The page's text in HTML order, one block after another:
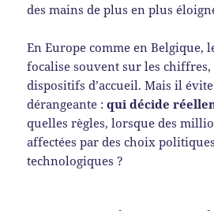
des mains de plus en plus
En Europe comme en Belgique,
focalise souvent sur les chiffres,
dispositifs d’accueil. Mais il
dérangeante :qui décide
quelles règles, lorsque des
affectées par des choix
technologiques ?